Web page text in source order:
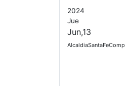
2024
Jue
Jun,13
AlcaldiaSantaFeComp